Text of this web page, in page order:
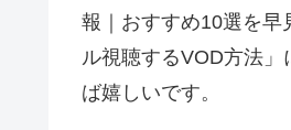
報｜おすすめ10選を早
ル視聴するVOD方法
ば嬉しいです。